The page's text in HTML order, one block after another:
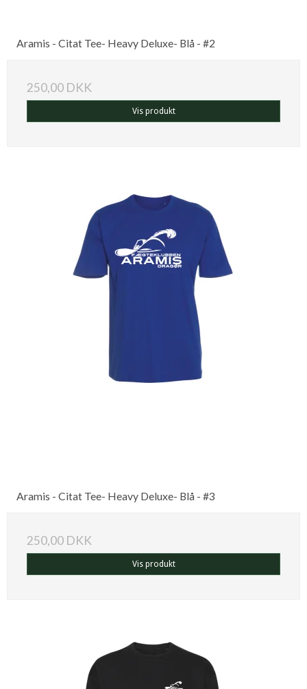
Aramis - Citat Tee- Heavy Deluxe- Blå - #2
250,00 DKK
Vis produkt
Aramis - Citat Tee- Heavy Deluxe- Blå - #3
250,00 DKK
Vis produkt